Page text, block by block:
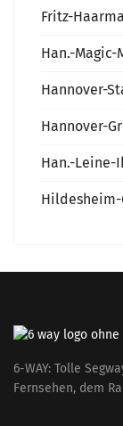
Fritz-
Han.-Magic-
Hannover-
Hannover-
Han.-Leine-
Hildesheim-
6-WAY: Tolle
Fernsehen, dem